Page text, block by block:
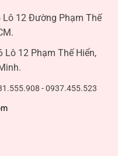
Lô 12 Đường Phạm Thế
Lô 12 Phạm Thế Hiển,
- 0937.455.523